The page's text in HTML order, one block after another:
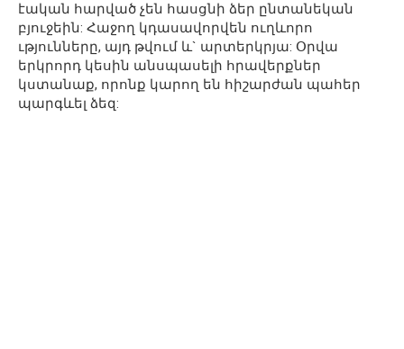
էական հարված չեն հասցնի ձեր ընտանեկան
բյուջեին: Հաջող կդասավորվեն ուղևորո
ւթյունները, այդ թվում և` արտերկրյա: Օրվա
երկրորդ կեսին անսպասելի հրավերքներ
կստանաք, որոնք կարող են հիշարժան պահեր
պարգևել ձեզ: